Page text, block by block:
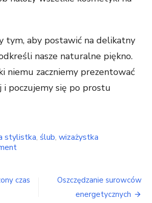
tym, aby postawić na delikatny
nasze naturalne piękno.
niemu zaczniemy prezentować
i poczujemy się po prostu
stylistka, ślub, wizażystka
on
młodej
czas
Oszczędzanie surowców
energetycznych